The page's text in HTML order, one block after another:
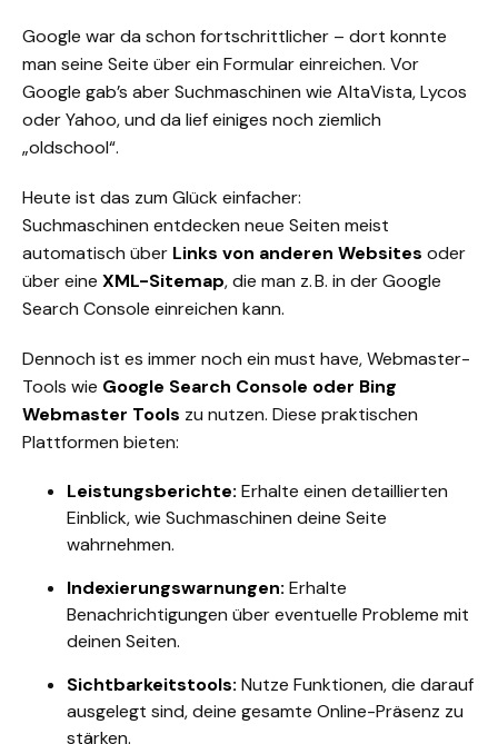
Google war da schon fortschrittlicher – dort konnte
man seine Seite über ein Formular einreichen. Vor
Google gab’s aber Suchmaschinen wie AltaVista, Lycos
oder Yahoo, und da lief einiges noch ziemlich
„oldschool“.
Heute ist das zum Glück einfacher:
Suchmaschinen entdecken neue Seiten meist
automatisch über Links von anderen Websites oder
über eine XML-Sitemap, die man z. B. in der Google
Search Console einreichen kann.
Dennoch ist es immer noch ein must have, Webmaster-
Tools wie Google Search Console oder Bing
Webmaster Tools zu nutzen. Diese praktischen
Plattformen bieten:
Leistungsberichte: Erhalte einen detaillierten
Einblick, wie Suchmaschinen deine Seite
wahrnehmen.
Indexierungswarnungen: Erhalte
Benachrichtigungen über eventuelle Probleme mit
deinen Seiten.
Sichtbarkeitstools: Nutze Funktionen, die darauf
ausgelegt sind, deine gesamte Online-Präsenz zu
stärken.